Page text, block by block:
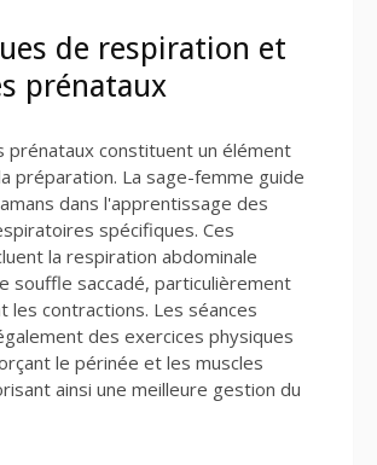
de respiration et
prénataux
prénataux constituent un élément
préparation. La sage-femme guide
dans l'apprentissage des
spécifiques. Ces
la respiration abdominale
souffle saccadé, particulièrement
les contractions. Les séances
des exercices physiques
le périnée et les muscles
ainsi une meilleure gestion du